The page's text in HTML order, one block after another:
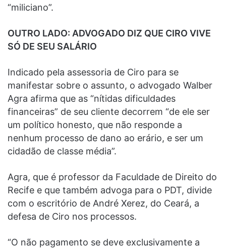
“miliciano”.
OUTRO LADO: ADVOGADO DIZ QUE CIRO VIVE
SÓ DE SEU SALÁRIO
Indicado pela assessoria de Ciro para se
manifestar sobre o assunto, o advogado Walber
Agra afirma que as “nítidas dificuldades
financeiras” de seu cliente decorrem “de ele ser
um político honesto, que não responde a
nenhum processo de dano ao erário, e ser um
cidadão de classe média”.
Agra, que é professor da Faculdade de Direito do
Recife e que também advoga para o PDT, divide
com o escritório de André Xerez, do Ceará, a
defesa de Ciro nos processos.
“O não pagamento se deve exclusivamente a